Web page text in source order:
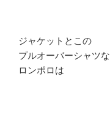
ジャケットとこの
プルオーバーシャツ
ロンポロは